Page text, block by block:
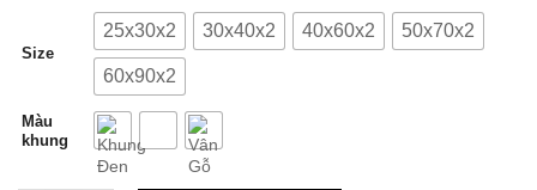
Size
25x30x2 30x40x2 40x60x2 50x70x2
60x90x2
Màu
khung